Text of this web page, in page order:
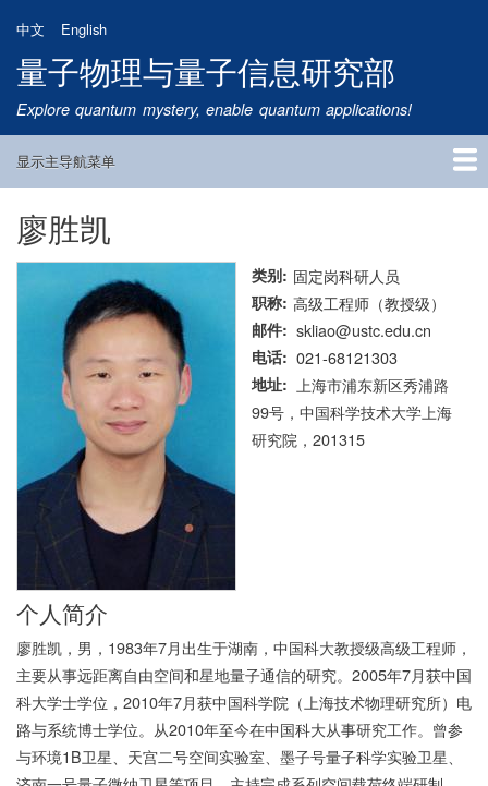
到
主
要
内
中文 English
量子物理与量子信息研究部
Explore quantum mystery, enable quantum applications!
Main
显示主导航菜单
首页
研究方向
量子卫星
团队成员
新闻动态
研究进展
学术报告
论文发表
公告通知
招生信息
相关链接
廖胜凯
类别 固定岗科研人员
职称 高级工程师（教授级）
邮件 skliao@ustc.edu.cn
电话 021-68121303
地址
上海市浦东新区秀浦路
99号，中国科学技术大学上海
研究院，201315
个人简介
廖胜凯，男，1983年7月出生于湖南，中国科大教授级高级工程师，
主要从事远距离自由空间和星地量子通信的研究。2005年7月获中国
科大学士学位，2010年7月获中国科学院（上海技术物理研究所）电
路与系统博士学位。从2010年至今在中国科大从事研究工作。曾参
与环境1B卫星、天宫二号空间实验室、墨子号量子科学实验卫星、